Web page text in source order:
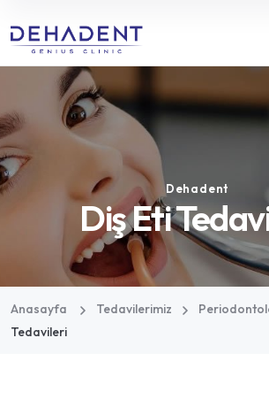
Dehadent
Diş Eti
Anasayfa Tedavilerimiz
Tedavileri